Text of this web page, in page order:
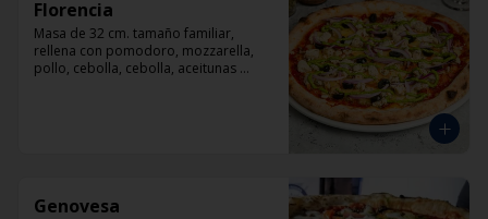
Florencia
Masa de 32 cm. tamaño familiar,
rellena con pomodoro, mozzarella,
pollo, cebolla, cebolla, aceitunas
Genovesa